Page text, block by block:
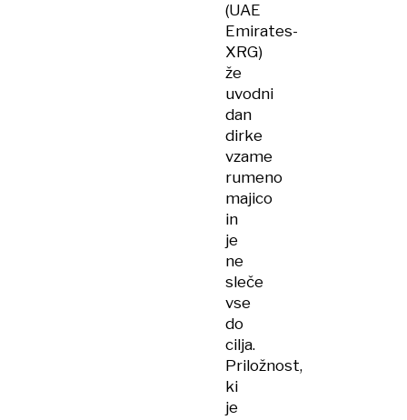
(UAE
Emirates-
XRG)
že
uvodni
dan
dirke
vzame
rumeno
majico
in
je
ne
sleče
vse
do
cilja.
Priložnost,
ki
je